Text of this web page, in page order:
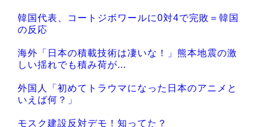
韓国代表、コートジボワールに0対4で完敗＝韓国
の反応
海外「日本の積載技術は凄いな！」熊本地震の激
しい揺れでも積み荷が...
外国人「初めてトラウマになった日本のアニメと
いえば何？」
モスク建設反対デモ！知ってた？